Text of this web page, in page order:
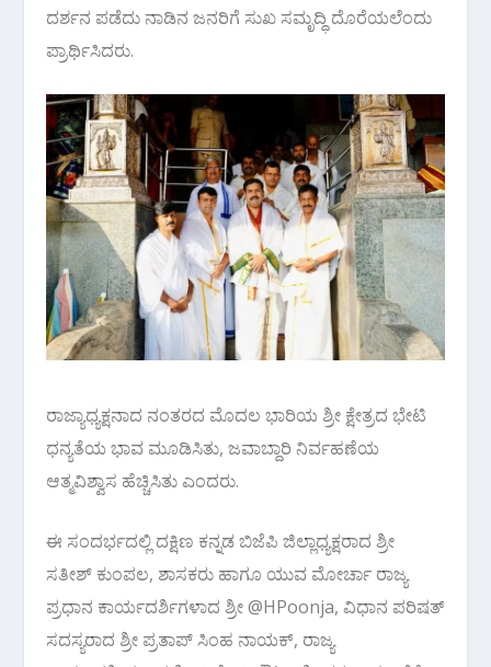
ದರ್ಶನ ಪಡೆದು ನಾಡಿನ ಜನರಿಗೆ ಸುಖ ಸಮೃದ್ಧಿ ದೊರೆಯಲೆಂದು
ಪ್ರಾರ್ಥಿಸಿದರು.
ರಾಜ್ಯಾಧ್ಯಕ್ಷನಾದ ನಂತರದ ಮೊದಲ ಭಾರಿಯ ಶ್ರೀ ಕ್ಷೇತ್ರದ ಭೇಟಿ
ಧನ್ಯತೆಯ ಭಾವ ಮೂಡಿಸಿತು, ಜವಾಬ್ದಾರಿ ನಿರ್ವಹಣೆಯ
ಆತ್ಮವಿಶ್ವಾಸ ಹೆಚ್ಚಿಸಿತು ಎಂದರು.
ಈ ಸಂದರ್ಭದಲ್ಲಿ ದಕ್ಷಿಣ ಕನ್ನಡ ಬಿಜೆಪಿ ಜಿಲ್ಲಾಧ್ಯಕ್ಷರಾದ ಶ್ರೀ
ಸತೀಶ್ ಕುಂಪಲ, ಶಾಸಕರು ಹಾಗೂ ಯುವ ಮೋರ್ಚಾ ರಾಜ್ಯ
ಪ್ರಧಾನ ಕಾರ್ಯದರ್ಶಿಗಳಾದ ಶ್ರೀ @HPoonja, ವಿಧಾನ ಪರಿಷತ್
ಸದಸ್ಯರಾದ ಶ್ರೀ ಪ್ರತಾಪ್ ಸಿಂಹ ನಾಯಕ್, ರಾಜ್ಯ